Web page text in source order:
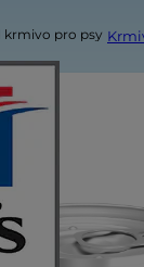
krmivo pro psy